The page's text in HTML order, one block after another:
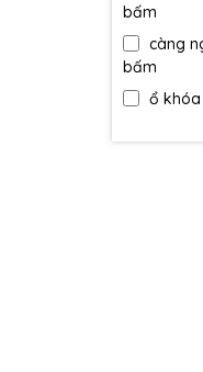
bấm
càng
bấm
ổ khóa